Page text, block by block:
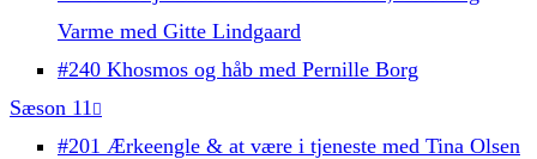
Varme med Gitte Lindgaard
#240 Khosmos og håb med Pernille Borg
Sæson 11
#201 Ærkeengle & at være i tjeneste med Tina Olsen